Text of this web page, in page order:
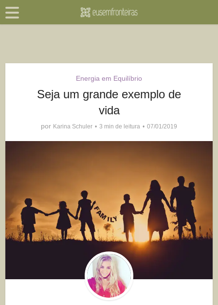
Energia em Equilíbrio
Seja um grande exemplo de
vida
por Karina Schuler 3 min de leitura 07/01/2019